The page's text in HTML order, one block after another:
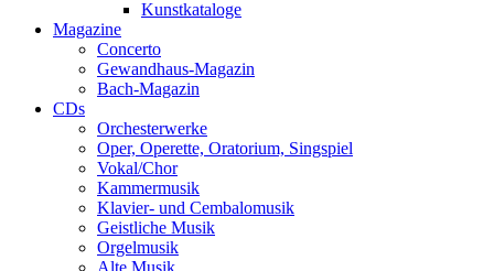
Kunstkataloge
Magazine
Concerto
Gewandhaus-Magazin
Bach-Magazin
CDs
Orchesterwerke
Oper, Operette, Oratorium, Singspiel
Vokal/Chor
Kammermusik
Klavier- und Cembalomusik
Geistliche Musik
Orgelmusik
Alte Musik